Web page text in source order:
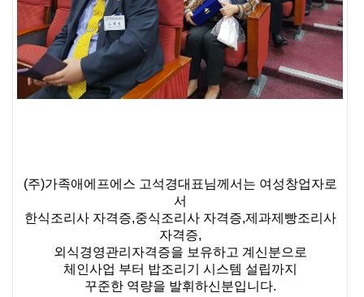
(주)가족애에프에스 고석경대표님께서는 여성창업자로
서
한식조리사 자격증,중식조리사 자격증,제과제빵조리사
자격증,
외식경영관리자격증을 보유하고 계신분으로
체인사업 부터 밥조리기 시스템 설립까지
꾸준한 역량을 발휘하신분입니다.